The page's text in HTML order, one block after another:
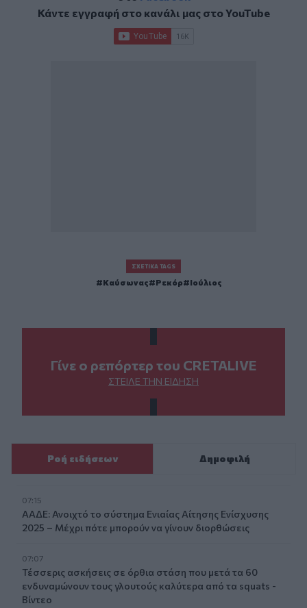
Κάντε εγγραφή στο κανάλι μας στοYouTube
ΣΧΕΤΙΚΆ TAGS
Καύσωνας Ρεκόρ Ιούλιος
Γίνε ο ρεπόρτερ του CRETALIVE
ΣΤΕΊΛΕ ΤΗΝ ΕΊΔΗΣΗ
Ροή ειδήσεων Δημοφιλή
07:15
ΑΑΔΕ: Ανοιχτό το σύστημα Ενιαίας Αίτησης Ενίσχυσης
2025 – Μέχρι πότε μπορούν να γίνουν διορθώσεις
07:07
Τέσσερις ασκήσεις σε όρθια στάση που μετά τα 60
ενδυναμώνουν τους γλουτούς καλύτερα από τα squats -
Βίντεο